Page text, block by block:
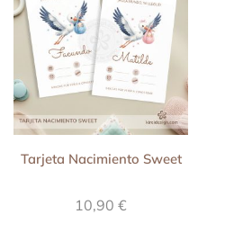
Tarjeta Nacimiento Sweet
10,90 €